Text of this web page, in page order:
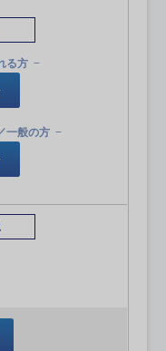
る方
一般の方